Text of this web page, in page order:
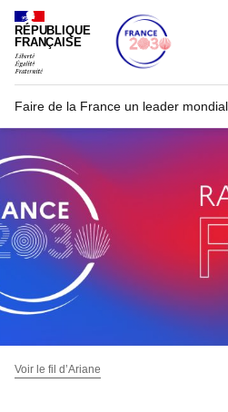
RÉPUBLIQUE
FRANÇAISE
Faire de la France un leader
Voir le fil d’Ariane